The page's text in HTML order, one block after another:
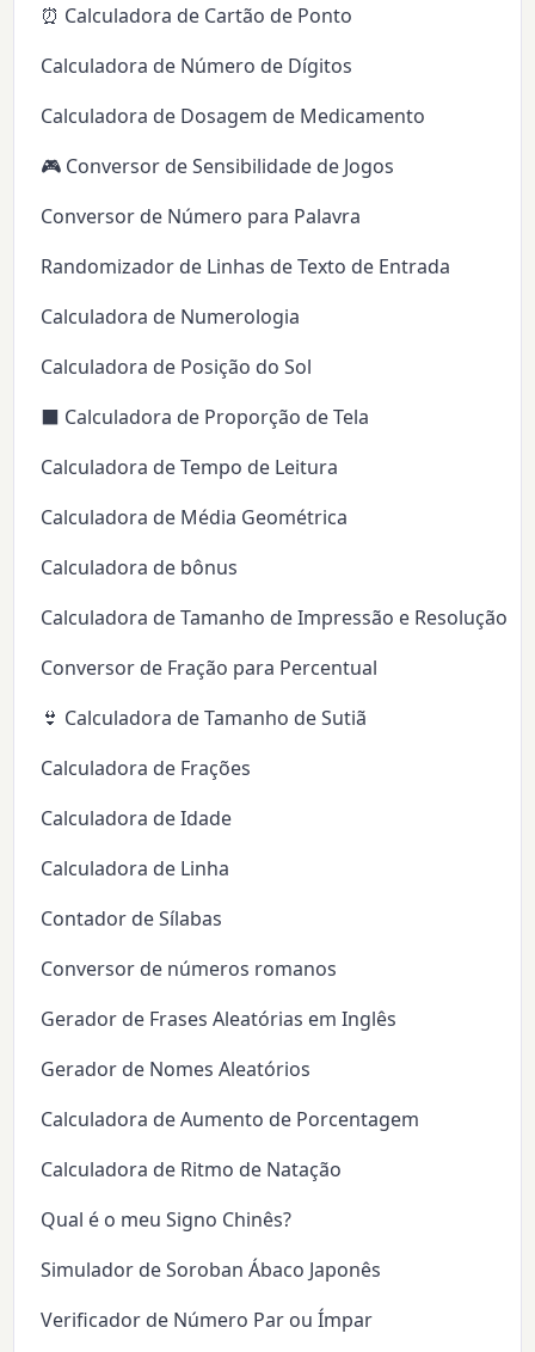
⏰ Calculadora de Cartão de Ponto
Calculadora de Número de Dígitos
Calculadora de Dosagem de Medicamento
🎮 Conversor de Sensibilidade de Jogos
Conversor de Número para Palavra
Randomizador de Linhas de Texto de Entrada
Calculadora de Numerologia
Calculadora de Posição do Sol
⬛ Calculadora de Proporção de Tela
Calculadora de Tempo de Leitura
Calculadora de Média Geométrica
Calculadora de bônus
Calculadora de Tamanho de Impressão e Resolução
Conversor de Fração para Percentual
👙 Calculadora de Tamanho de Sutiã
Calculadora de Frações
Calculadora de Idade
Calculadora de Linha
Contador de Sílabas
Conversor de números romanos
Gerador de Frases Aleatórias em Inglês
Gerador de Nomes Aleatórios
Calculadora de Aumento de Porcentagem
Calculadora de Ritmo de Natação
Qual é o meu Signo Chinês?
Simulador de Soroban Ábaco Japonês
Verificador de Número Par ou Ímpar